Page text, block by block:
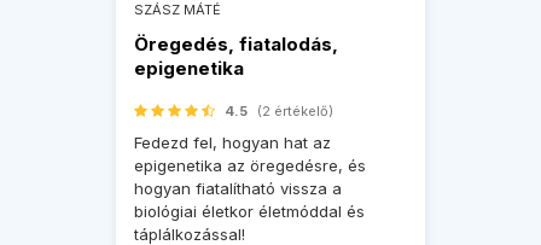
SZÁSZ MÁTÉ
Öregedés, fiatalodás,
epigenetika
4.5 (2 értékelő)
Fedezd fel, hogyan hat az
epigenetika az öregedésre, és
hogyan fiatalítható vissza a
biológiai életkor életmóddal és
táplálkozással!